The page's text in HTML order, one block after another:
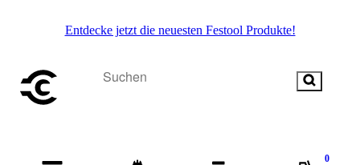
Entdecke jetzt die neuesten Festool Produkte!
0